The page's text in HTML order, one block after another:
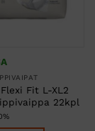
Fit L-XL2
22kpl